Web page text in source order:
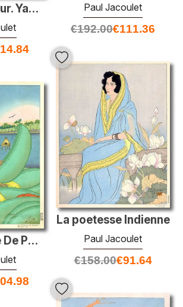
Paul Jacoulet
€192.00€111.36
Premier Amour. Yap, Ouest Carolines
La poetesse Indienne
Paul Jacoulet
€158.00€91.64
La Tresseuse De Paniers. Remoue, Yap